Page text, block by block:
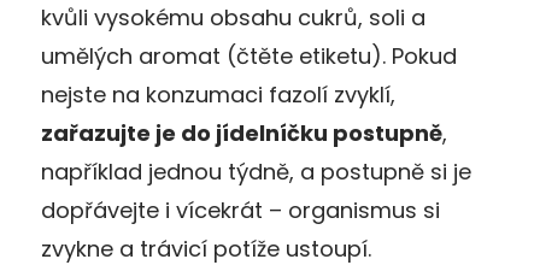
kvůli vysokému obsahu cukrů, soli a
umělých aromat (čtěte etiketu). Pokud
nejste na konzumaci fazolí zvyklí,
zařazujte je do jídelníčku postupně,
například jednou týdně, a postupně si je
dopřávejte i vícekrát – organismus si
zvykne a trávicí potíže ustoupí.